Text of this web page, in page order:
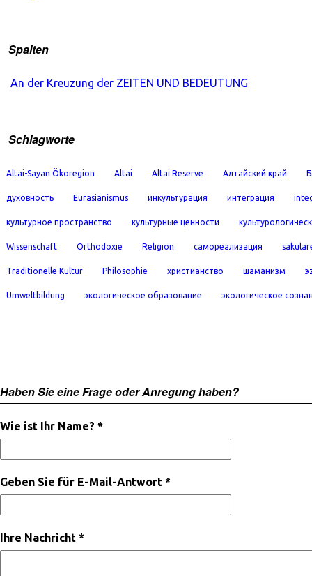
Spalten
An der Kreuzung der ZEITEN UND BEDEUTUNG
Schlagworte
Altai-Sayan Ökoregion Altai Altai Reserve Алтайский край
духовность Eurasianismus инкультурация интеграция
культурное пространство культурные ценности
Wissenschaft Orthodoxie Religion самореализация
Traditionelle Kultur Philosophie христианство шаманизм
Umweltbildung экологическое образование экологическое
Haben Sie eine Frage oder Anregung haben?
Wie ist Ihr Name? *
Geben Sie für E-Mail-Antwort *
Ihre Nachricht *